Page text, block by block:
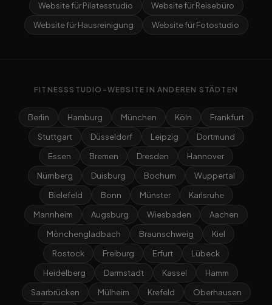
Website für Pilatesstudio
Website für Reisebüro
Website für Hausreinigung
Website für Fotostudio
FITNESSSTUDIO-WEBSITE IN ANDEREN STÄDTEN
Berlin Hamburg München Köln
Frankfurt
Stuttgart
Düsseldorf Leipzig
Dortmund
Essen
Bremen Dresden
Hannover
Nürnberg
Duisburg Bochum
Wuppertal
Bielefeld
Bonn Münster
Karlsruhe
Mannheim
Augsburg Wiesbaden
Aachen
Mönchengladbach
Braunschweig
Kiel
Rostock
Freiburg Erfurt
Lübeck
Heidelberg
Darmstadt Kassel
Hamm
Saarbrücken
Mülheim Krefeld Oberhausen